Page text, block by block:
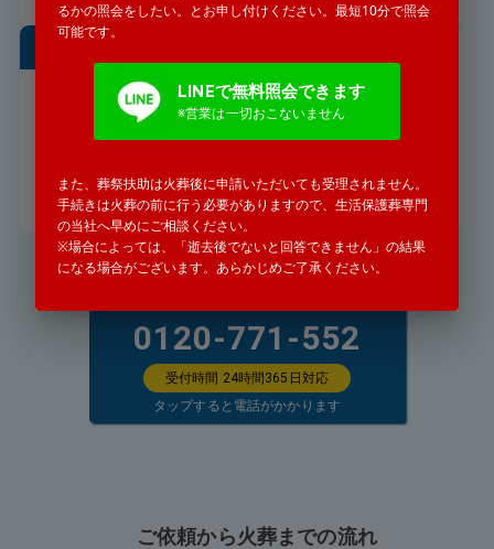
遠方からでも葬儀の手配は可能
ですか
「遠方の親戚が亡くなったと」警察
署から連絡がありました。
詳細を見る
0120-771-552
受付時間 24時間365日対応
タップすると電話がかかります
ご依頼から火葬までの流れ
るかの照会をしたい。とお申し付けください。最短10分で照会
可能です。
LINEで無料照会できます
※営業は一切おこないません
また、葬祭扶助は火葬後に申請いただいても受理されません。
手続きは火葬の前に行う必要がありますので、生活保護葬専門
の当社へ早めにご相談ください。
※場合によっては、「逝去後でないと回答できません」の結果
になる場合がございます。あらかじめご了承ください。